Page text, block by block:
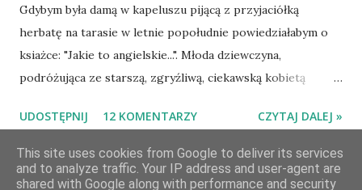
Gdybym była damą w kapeluszu pijącą z przyjaciółką
herbatę na tarasie w letnie popołudnie powiedziałabym o
ksiażce: "Jakie to angielskie...". Młoda dziewczyna,
podróżująca ze starszą, zgryźliwą, ciekawską kobietą
de Wintera, właściciela uroczej posiadłości Manderley,
owdowiałego przed niespełna rokiem. Gdy starsza pani
choruje, Maxim zaczyna opiekować się dziewczyną, a w
UDOSTĘPNIJ 12 KOMENTARZY CZYTAJ DALEJ »
This site uses cookies from Google to deliver its services
and to analyze traffic. Your IP address and user-agent are
shared with Google along with performance and security